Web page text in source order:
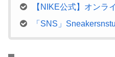
【NIKE公式】オンラ
「SNS」